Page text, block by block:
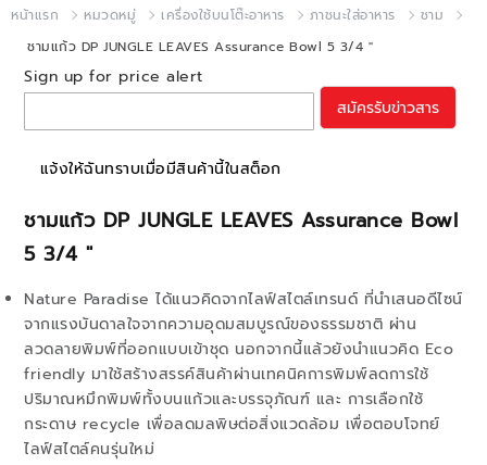
หน้าแรก หมวดหมู่ เครื่องใช้บนโต๊ะอาหาร ภาชนะใส่อาหาร
ชาม
ชามแก้ว DP JUNGLE LEAVES Assurance Bowl 5 3/4 "
ชามแก้ว DP JUNGLE LEAVES Assurance Bowl
5 3/4 "
Nature Paradise ได้แนวคิดจากไลฟ์สไตล์เทรนด์ ที่นำเสนอดีไซน์
จากแรงบันดาลใจจากความอุดมสมบูรณ์ของธรรมชาติ ผ่าน
ลวดลายพิมพ์ที่ออกแบบเข้าชุด นอกจากนี้แล้วยังนำแนวคิด Eco
friendly มาใช้สร้างสรรค์สินค้าผ่านเทคนิคการพิมพ์ลดการใช้
ปริมาณหมึกพิมพ์ทั้งบนแก้วและบรรจุภัณฑ์ และ การเลือกใช้
กระดาษ recycle เพื่อลดมลพิษต่อสิ่งแวดล้อม เพื่อตอบโจทย์
ไลฟ์สไตล์คนรุ่นใหม่
Sign up for price alert
สมัครรับข่าวสาร
แจ้งให้ฉันทราบเมื่อมีสินค้านี้ในสต็อก